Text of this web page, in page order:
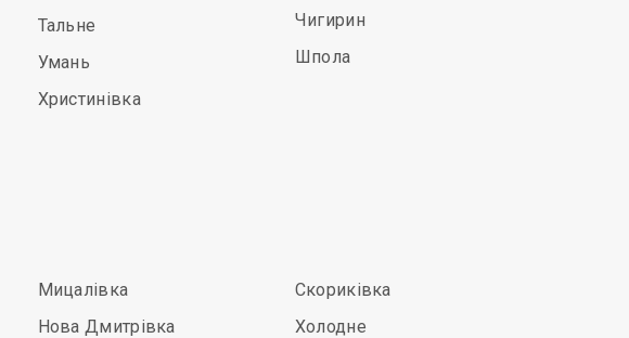
Тальне
Умань
Христинівка
Чигирин
Шпола
Мицалівка
Нова Дмитрівка
Скориківка
Холодне